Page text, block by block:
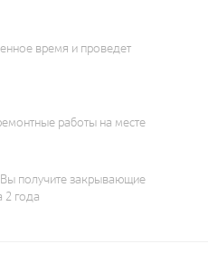
время и проведет
работы на месте
получите закрывающие
2 года